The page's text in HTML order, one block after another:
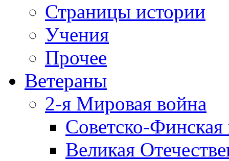
Страницы истории
Учения
Прочее
Ветераны
2-я Мировая война
Советско-
Великая